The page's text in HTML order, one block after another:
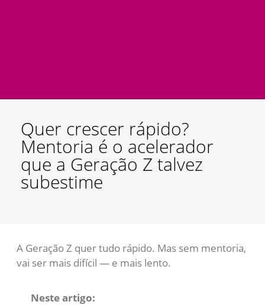
Quer crescer rápido?
Mentoria é o acelerador
que a Geração Z talvez
subestime
A Geração Z quer tudo rápido. Mas sem mentoria,
vai ser mais difícil — e mais lento.
Neste artigo: